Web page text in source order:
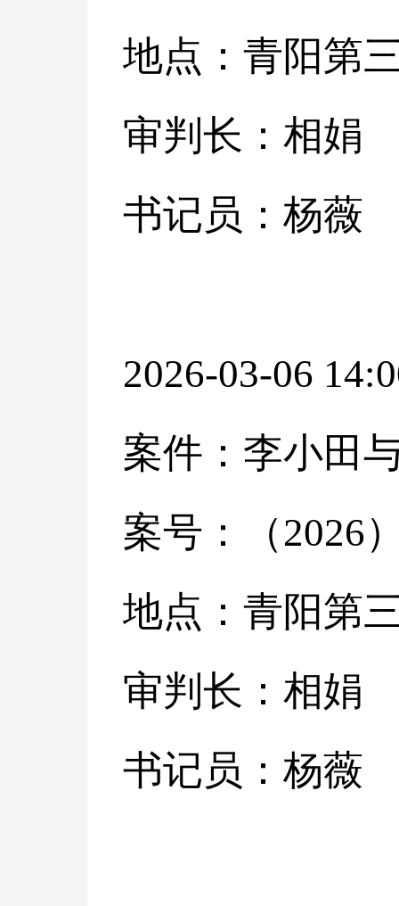
地点：青阳第
审判长：相娟
书记员：杨薇
2026-03-06
案件：李小田
案号：（2026
地点：青阳第
审判长：相娟
书记员：杨薇